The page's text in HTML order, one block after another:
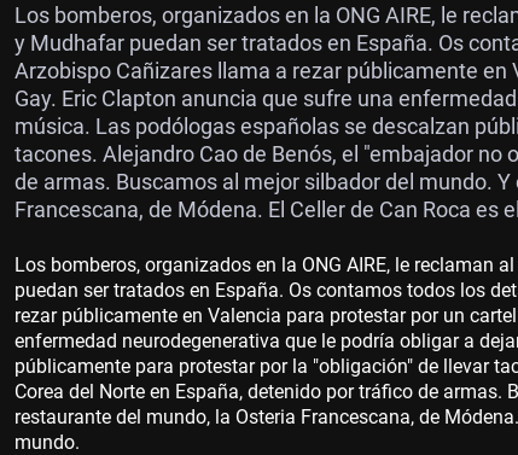
Los bomberos, organizados en la ONG AIRE, le
y Mudhafar puedan ser tratados en España. Os
Arzobispo Cañizares llama a rezar públicamente
Gay. Eric Clapton anuncia que sufre una
música. Las podólogas españolas se descalzan
tacones. Alejandro Cao de Benós, el "embajador
de armas. Buscamos al mejor silbador del mundo.
Francescana, de Módena. El Celler de Can Roca
Los bomberos, organizados en la ONG AIRE, le reclaman
puedan ser tratados en España. Os contamos todos los
rezar públicamente en Valencia para protestar por un
enfermedad neurodegenerativa que le podría obligar a
públicamente para protestar por la "obligación" de llevar
Corea del Norte en España, detenido por tráfico de
restaurante del mundo, la Osteria Francescana, de
mundo.